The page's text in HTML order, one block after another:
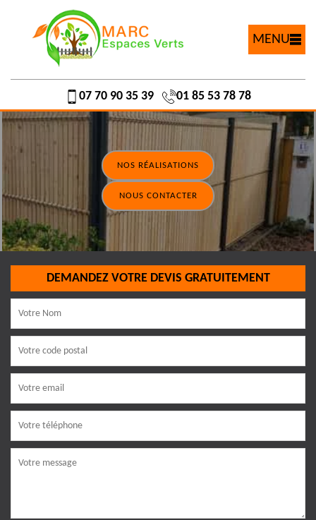
MENU
07 70 90 35 39 01 85 53 78 78
NOS RÉALISATIONS
NOUS CONTACTER
DEMANDEZ VOTRE DEVIS GRATUITEMENT